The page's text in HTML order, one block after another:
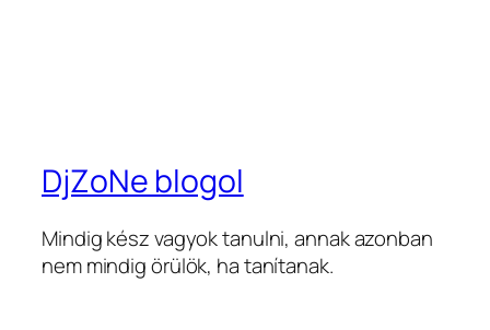
DjZoNe blogol
Mindig kész vagyok tanulni, annak azonban
nem mindig örülök, ha tanítanak.